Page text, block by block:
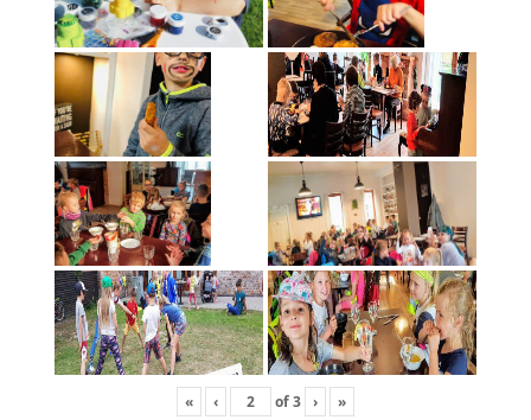
« ‹ of 3 › »